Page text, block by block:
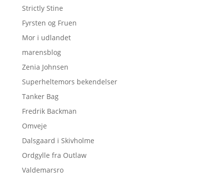
Strictly Stine
Fyrsten og Fruen
Mor i udlandet
marensblog
Zenia Johnsen
Superheltemors bekendelser
Tanker Bag
Fredrik Backman
Omveje
Dalsgaard i Skivholme
Ordgylle fra Outlaw
Valdemarsro